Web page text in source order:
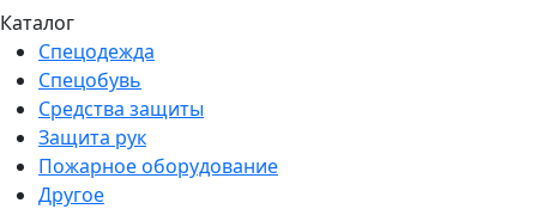
Каталог
Спецодежда
Спецобувь
Средства защиты
Защита рук
Пожарное оборудование
Другое